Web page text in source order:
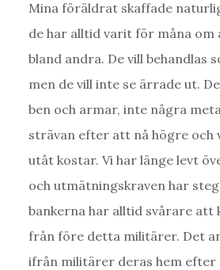
Mina föräldrat skaffade
de har alltid varit för måna om
bland andra. De vill behandlas
men de vill inte se ärrade ut.
ben och armar, inte några
strävan efter att nå högre och
utåt kostar. Vi har länge levt
och utmätningskraven har
bankerna har alltid svårare att
från före detta militärer. Det
ifrån militärer deras hem efter